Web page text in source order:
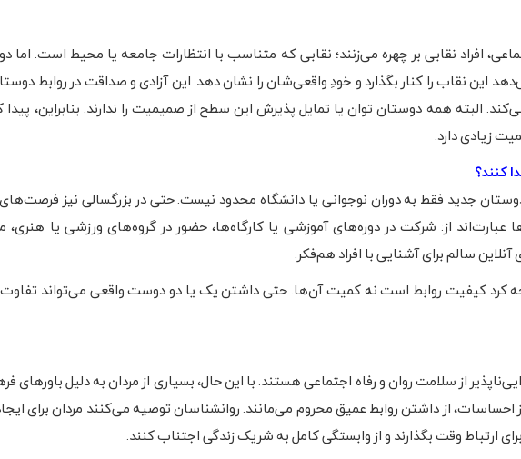
افراد نقابی بر چهره می‌زنند؛ نقابی که متناسب با انتظارات جامعه یا محیط است. اما
می‌دهد این نقاب را کنار بگذارد و خودِ واقعی‌شان را نشان دهد. این آزادی و صداقت در روابط
البته همه دوستان توان یا تمایل پذیرش این سطح از صمیمیت را ندارند. بنابراین، پیدا
زیادی دارد.
کنند؟
جدید فقط به دوران نوجوانی یا دانشگاه محدود نیست. حتی در بزرگسالی نیز فرصت‌های
عبارت‌اند از: شرکت در دوره‌های آموزشی یا کارگاه‌ها، حضور در گروه‌های ورزشی یا
سالم برای آشنایی با افراد هم‌فکر.
کرد کیفیت روابط است نه کمیت آن‌ها. حتی داشتن یک یا دو دوست واقعی می‌تواند تفاوت
از سلامت روان و رفاه اجتماعی هستند. با این حال، بسیاری از مردان به دلیل باورهای
احساسات، از داشتن روابط عمیق محروم می‌مانند. روانشناسان توصیه می‌کنند مردان برای
ارتباط وقت بگذارند و از وابستگی کامل به شریک زندگی اجتناب کنند.